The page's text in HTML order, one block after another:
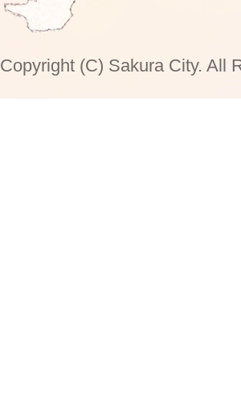
Copyright (C) Sakura City. All